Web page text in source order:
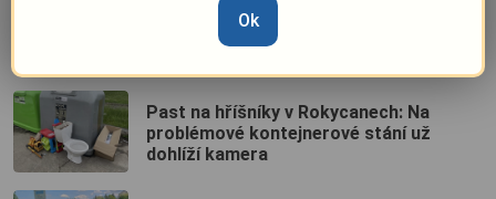
Bývalý sběrný dvůr zaplavily tuny
odpadu. Bezohledný čin ve Starém
Past na hříšníky v Rokycanech: Na
problémové kontejnerové stání už
dohlíží kamera
Ok